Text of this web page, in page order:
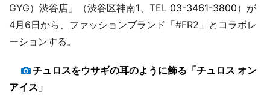
GYG）渋谷店」（渋谷区神南1、TEL 03-3461-3800）が
4月6日から、ファッションブランド「#FR2」とコラボレ
ーションする。
チュロスをウサギの耳のように飾る「チュロス オン
アイス」